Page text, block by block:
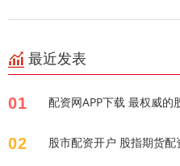
最近发表
01 配资网APP下载 最权威的
02 股市配资开户 股指期货配